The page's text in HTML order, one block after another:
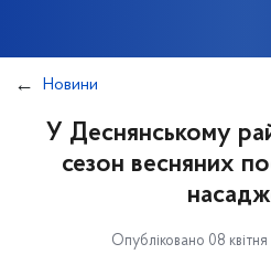
Новини
У Деснянському
сезон весняних
Опубліковано 08